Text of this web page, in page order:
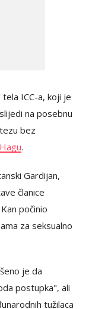
ICC-a, koji je
na posebnu
bez
Hagu.
Gardijan,
članice
počinio
za seksualno
je da
postupka", ali
tužilaca